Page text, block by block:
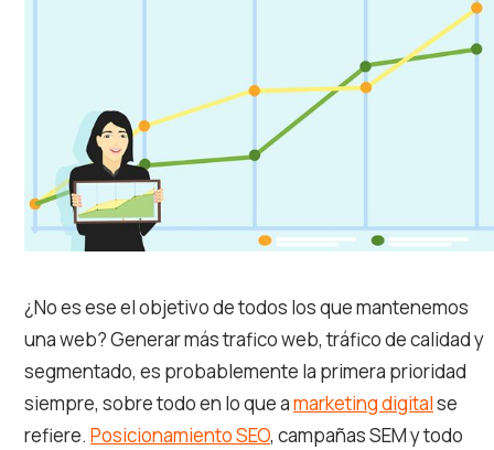
¿No es ese el objetivo de todos los que mantenemos
una web? Generar más trafico web, tráfico de calidad y
segmentado, es probablemente la primera prioridad
siempre, sobre todo en lo que amarketing digitalse
refiere. Posicionamiento SEO, campañas SEM y todo